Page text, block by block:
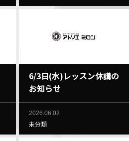
6/3日(水)レッスン休講の
お知らせ
2026.06.02
未分類